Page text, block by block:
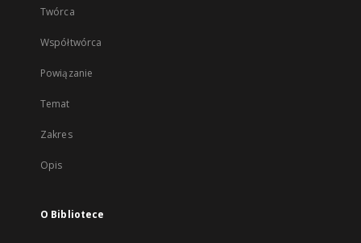
Twórca
Współtwórca
Powiązanie
Temat
Zakres
Opis
O Bibliotece